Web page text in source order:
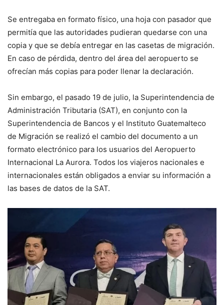
Se entregaba en formato físico, una hoja con pasador que
permitía que las autoridades pudieran quedarse con una
copia y que se debía entregar en las casetas de migración.
En caso de pérdida, dentro del área del aeropuerto se
ofrecían más copias para poder llenar la declaración.
Sin embargo, el pasado 19 de julio, la Superintendencia de
Administración Tributaria (SAT), en conjunto con la
Superintendencia de Bancos y el Instituto Guatemalteco
de Migración se realizó el cambio del documento a un
formato electrónico para los usuarios del Aeropuerto
Internacional La Aurora. Todos los viajeros nacionales e
internacionales están obligados a enviar su información a
las bases de datos de la SAT.